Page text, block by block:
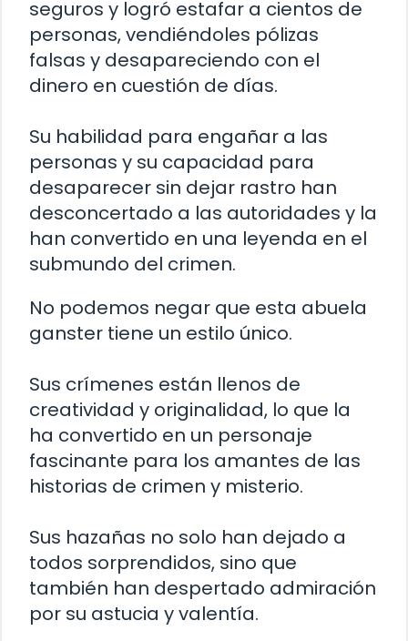
seguros y logró estafar a cientos de
personas, vendiéndoles pólizas
falsas y desapareciendo con el
dinero en cuestión de días.
Su habilidad para engañar a las
personas y su capacidad para
desaparecer sin dejar rastro han
desconcertado a las autoridades y la
han convertido en una leyenda en el
submundo del crimen.
No podemos negar que esta abuela
ganster tiene un estilo único.
Sus crímenes están llenos de
creatividad y originalidad, lo que la
ha convertido en un personaje
fascinante para los amantes de las
historias de crimen y misterio.
Sus hazañas no solo han dejado a
todos sorprendidos, sino que
también han despertado admiración
por su astucia y valentía.